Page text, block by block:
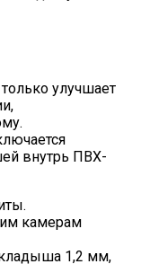
улучшает
внутрь ПВХ-
камерам
1,2 мм,